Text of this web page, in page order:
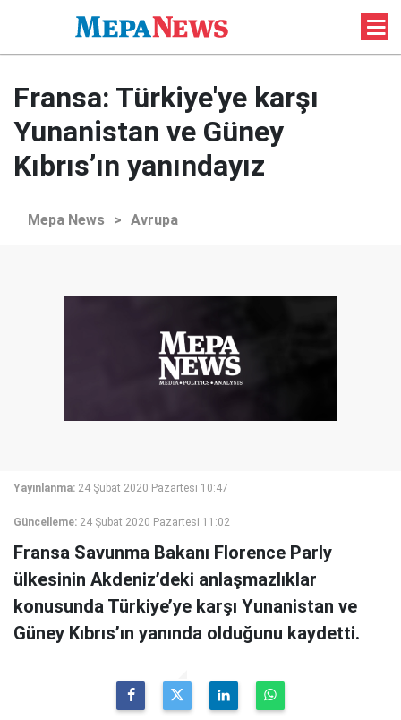
Fransa: Türkiye'ye karşı
Yunanistan ve Güney
Kıbrıs’ın yanındayız
Mepa News > Avrupa
Yayınlanma: 24 Şubat 2020 Pazartesi 10:47
Güncelleme: 24 Şubat 2020 Pazartesi 11:02
Fransa Savunma Bakanı Florence Parly
ülkesinin Akdeniz’deki anlaşmazlıklar
konusunda Türkiye’ye karşı Yunanistan ve
Güney Kıbrıs’ın yanında olduğunu kaydetti.